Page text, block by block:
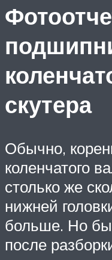
скутера
Обычно,
коленчатого
столько же
нижней
больше. Но
после